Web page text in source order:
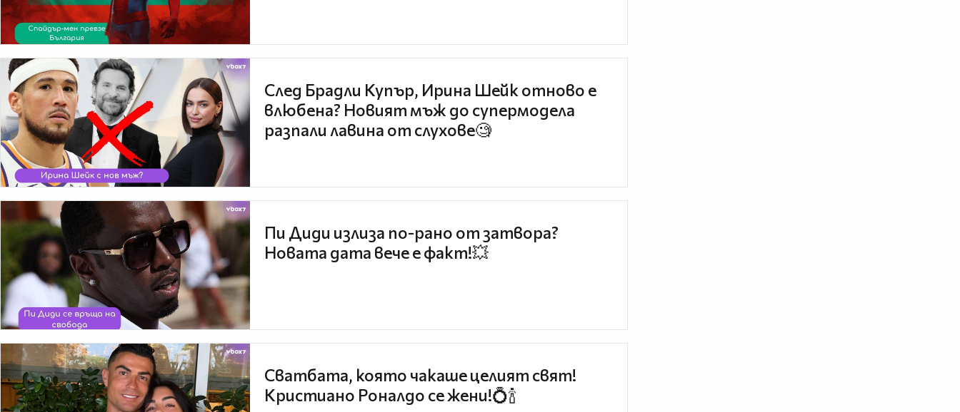
След Брадли Купър, Ирина Шейк отново е
влюбена? Новият мъж до супермодела
разпали лавина от слухове🧐
Пи Диди излиза по-рано от затвора?
Новата дата вече е факт!💥
Сватбата, която чакаше целият свят!
Кристиано Роналдо се жени!💍🍾